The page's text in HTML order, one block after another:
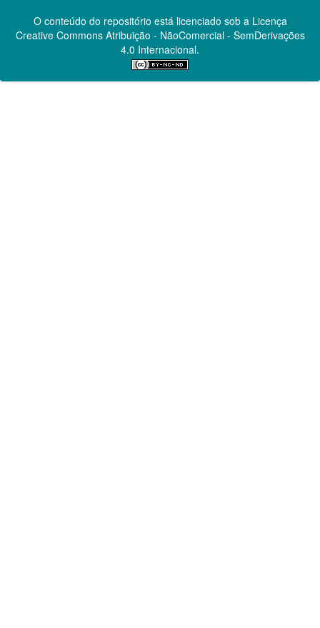
O conteúdo do repositório está licenciado sob a Licença
Creative CommonsAtribuição - NãoComercial - SemDerivações
4.0 Internacional.